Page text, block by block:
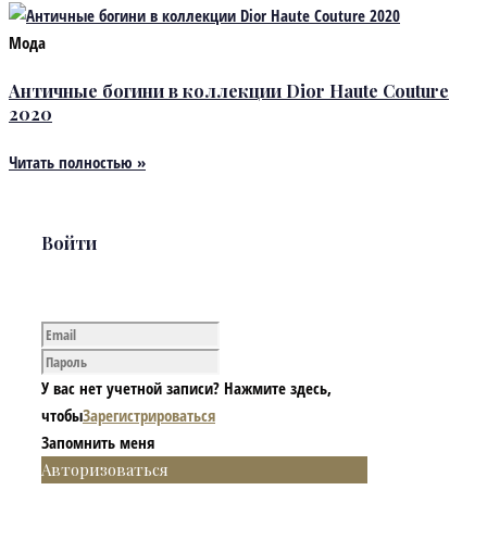
Мода
Античные богини в коллекции Dior Haute Couture
2020
Читать полностью »
Войти
У вас нет учетной записи? Нажмите здесь,
чтобыЗарегистрироваться
Запомнить меня
Авторизоваться